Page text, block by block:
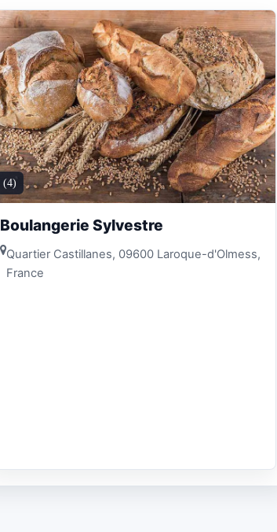
(4)
Boulangerie Sylvestre
Quartier Castillanes, 09600 Laroque-d'Olmess,
France